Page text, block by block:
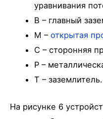
уравнивания
B – главный
M –открытая
C – сторонняя
P –
T – заземлитель.
На рисунке 6